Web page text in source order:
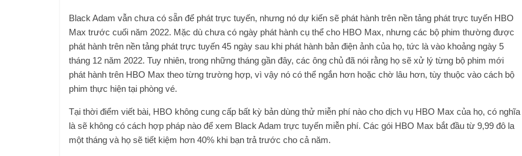
Black Adam vẫn chưa có sẵn để phát trực tuyến, nhưng nó dự kiến ​​sẽ phát hành trên nền tảng phát trực tuyến HBO
Max trước cuối năm 2022. Mặc dù chưa có ngày phát hành cụ thể cho HBO Max, nhưng các bộ phim thường được
phát hành trên nền tảng phát trực tuyến 45 ngày sau khi phát hành bản điện ảnh của họ, tức là vào khoảng ngày 5
tháng 12 năm 2022. Tuy nhiên, trong những tháng gần đây, các ông chủ đã nói rằng họ sẽ xử lý từng bộ phim mới
phát hành trên HBO Max theo từng trường hợp, vì vậy nó có thể ngắn hơn hoặc chờ lâu hơn, tùy thuộc vào cách bộ
phim thực hiện tại phòng vé.
Tại thời điểm viết bài, HBO không cung cấp bất kỳ bản dùng thử miễn phí nào cho dịch vụ HBO Max của họ, có nghĩa
là sẽ không có cách hợp pháp nào để xem Black Adam trực tuyến miễn phí. Các gói HBO Max bắt đầu từ 9,99 đô la
một tháng và họ sẽ tiết kiệm hơn 40% khi bạn trả trước cho cả năm.